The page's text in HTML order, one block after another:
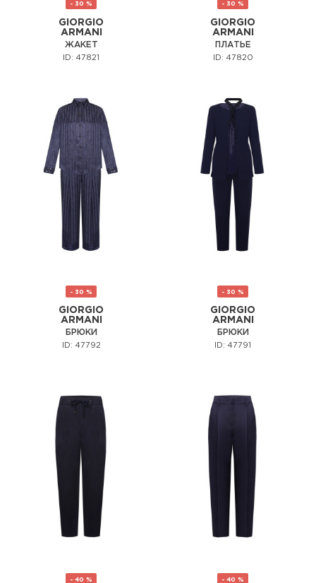
- 30 %
GIORGIO
ARMANI
ЖАКЕТ
ID: 47821
- 30 %
GIORGIO
ARMANI
ПЛАТЬЕ
ID: 47820
- 30 %
GIORGIO
ARMANI
БРЮКИ
ID: 47792
- 30 %
GIORGIO
ARMANI
БРЮКИ
ID: 47791
- 40 % - 40 %